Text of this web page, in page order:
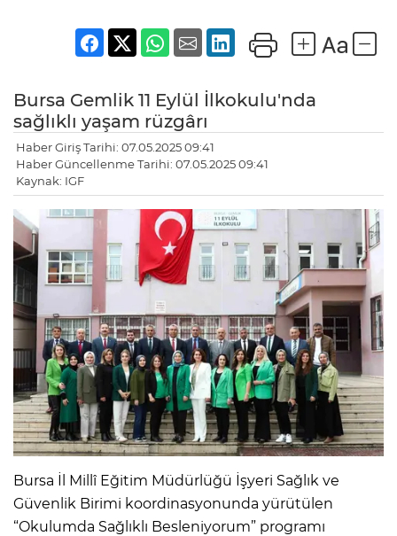
Bursa Gemlik 11 Eylül İlkokulu'nda
sağlıklı yaşam rüzgârı
Haber Giriş Tarihi: 07.05.2025 09:41
Haber Güncellenme Tarihi: 07.05.2025 09:41
Kaynak: IGF
Bursa İl Millî Eğitim Müdürlüğü İşyeri Sağlık ve
Güvenlik Birimi koordinasyonunda yürütülen
“Okulumda Sağlıklı Besleniyorum” programı